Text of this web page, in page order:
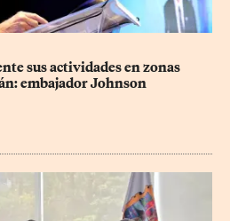
sus actividades en zonas
embajador Johnson